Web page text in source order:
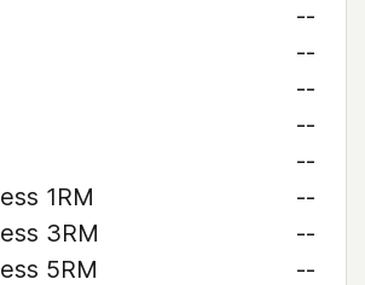
--
--
--
--
--
1RM
--
3RM
--
5RM
--